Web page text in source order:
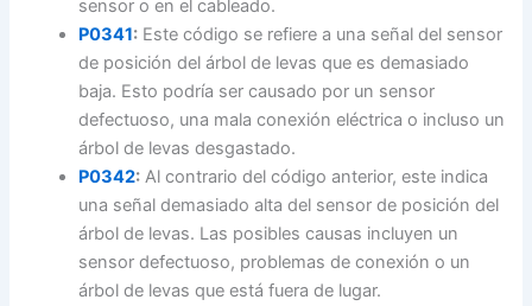
sensor o en el cableado.
P0341: Este código se refiere a una señal del sensor
de posición del árbol de levas que es demasiado
baja. Esto podría ser causado por un sensor
defectuoso, una mala conexión eléctrica o incluso un
árbol de levas desgastado.
P0342: Al contrario del código anterior, este indica
una señal demasiado alta del sensor de posición del
árbol de levas. Las posibles causas incluyen un
sensor defectuoso, problemas de conexión o un
árbol de levas que está fuera de lugar.